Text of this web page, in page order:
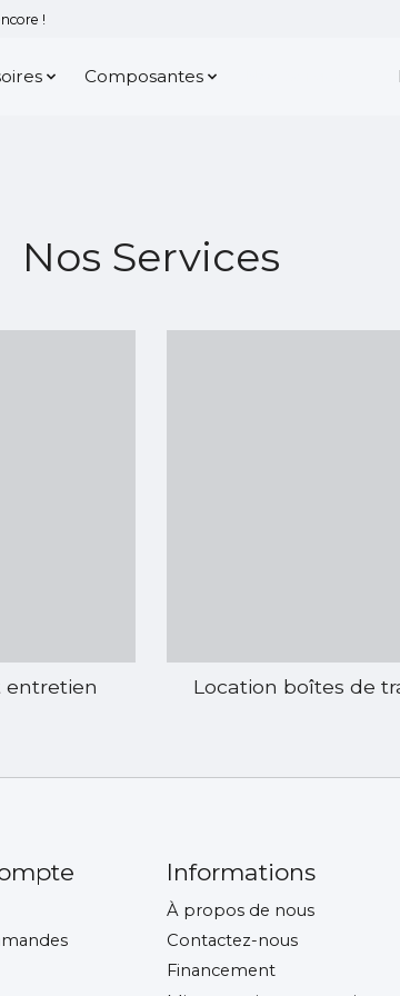
!
Composantes
Nos Services
entretien Location boîtes de
Informations
À propos de nous
Contactez-nous
Financement